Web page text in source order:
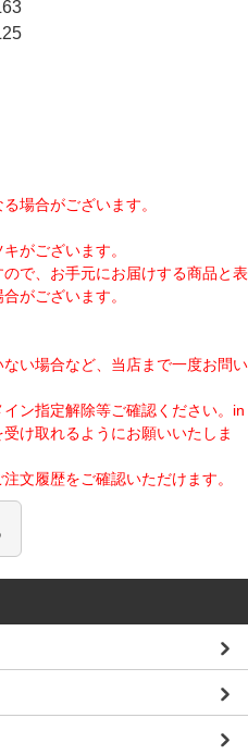
場合がございます。
がございます。
で、お手元にお届けする商品と表
がございます。
い場合など、当店まで一度お問い
ン指定解除等ご確認ください。 in
け取れるようにお願いいたしま
文履歴をご確認いただけます。